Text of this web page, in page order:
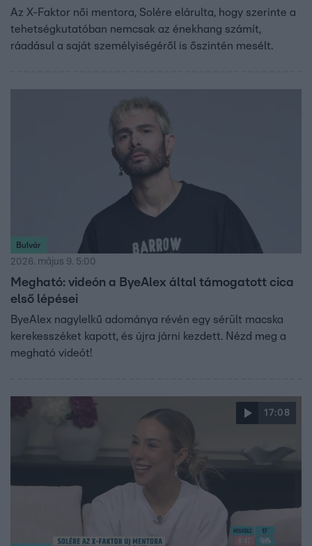
Az X-Faktor női mentora, Solére elárulta, hogy szerinte a
tehetségkutatóban nemcsak az énekhang számít,
ráadásul a saját személyiségéről is őszintén mesélt.
Bulvár
2026. május 9. 5:00
Megható: videón a ByeAlex által támogatott cica
első lépései
ByeAlex nagylelkű adománya révén egy sérült macska
kerekesszéket kapott, és újra járni kezdett. Nézd meg a
megható videót!
17:08